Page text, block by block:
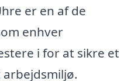
er en af de
enhver
i for at sikre et